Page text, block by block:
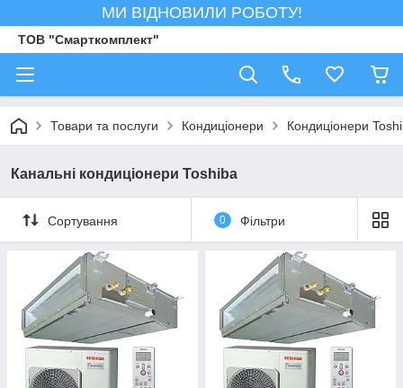
МИ ВІДНОВИЛИ РОБОТУ!
ТОВ "Смарткомплект"
Товари та послуги Кондиціонери Кондиціонери
Канальні кондиціонери Toshiba
Сортування 0 Фільтри